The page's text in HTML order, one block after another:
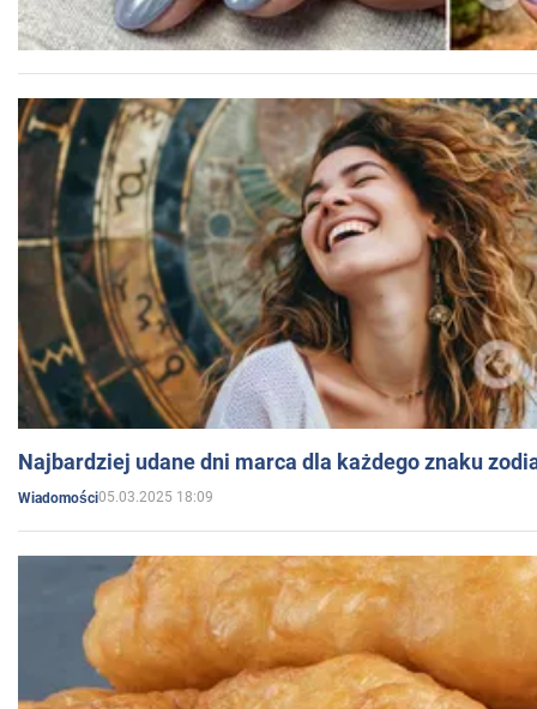
Najbardziej udane dni marca dla każdego znaku
Wiadomości05.03.2025 18:09